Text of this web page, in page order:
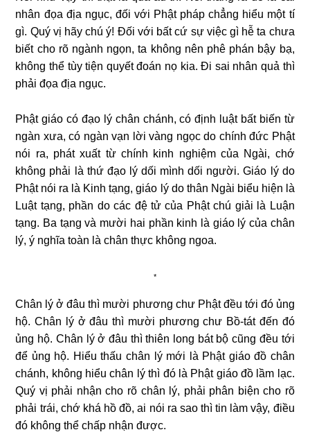
nhân đọa địa ngục, đối với Phật pháp chẳng hiểu một tí
gì. Quý vị hãy chú ý! Ðối với bất cứ sự việc gì hễ ta chưa
biết cho rõ ngành ngọn, ta không nên phê phán bậy bạ,
không thể tùy tiện quyết đoán nọ kia. Ði sai nhân quả thì
phải đọa địa ngục.
Phật giáo có đạo lý chân chánh, có định luật bất biến từ
ngàn xưa, có ngàn vạn lời vàng ngọc do chính đức Phật
nói ra, phát xuất từ chính kinh nghiệm của Ngài, chớ
không phải là thứ đạo lý dối mình dối người. Giáo lý do
Phật nói ra là Kinh tạng, giáo lý do thân Ngài biểu hiện là
Luật tạng, phần do các đệ tử của Phật chú giải là Luận
tạng. Ba tạng và mười hai phần kinh là giáo lý của chân
lý, ý nghĩa toàn là chân thực không ngoa.
*
Chân lý ở đâu thì mười phương chư Phật đều tới đó ủng
hộ. Chân lý ở đâu thì mười phương chư Bồ-tát đến đó
ủng hộ. Chân lý ở đâu thì thiên long bát bộ cũng đều tới
để ủng hộ. Hiểu thấu chân lý mới là Phật giáo đồ chân
chánh, không hiểu chân lý thì đó là Phật giáo đồ lầm lạc.
Quý vị phải nhận cho rõ chân lý, phải phân biện cho rõ
phải trái, chớ khá hồ đồ, ai nói ra sao thì tin làm vậy, điều
đó không thể chấp nhận được.